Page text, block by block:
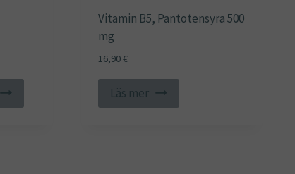
Vitamin B5, Pantotensyra 500
mg
16,90€
Läs mer